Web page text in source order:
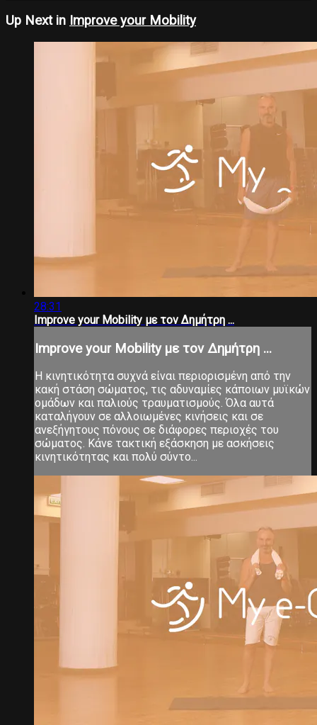
Up Next in Improve your Mobility
28:31
Improve your Mobility με τον Δημήτρη ...
Improve your Mobility με τον Δημήτρη ...
Η κινητικότητα συχνά είναι περιορισμένη από την
κακή στάση σώματος, τις αδυναμίες κάποιων μυϊκών
ομάδων και παλιούς τραυματισμούς. Όλα αυτά
καταλήγουν σε αλλοιωμένες κινήσεις και σε
ανεξήγητους πόνους σε διάφορες περιοχές του
σώματος. Κάνε τακτική εξάσκηση με ασκήσεις
κινητικότητας και πολύ σύντο...